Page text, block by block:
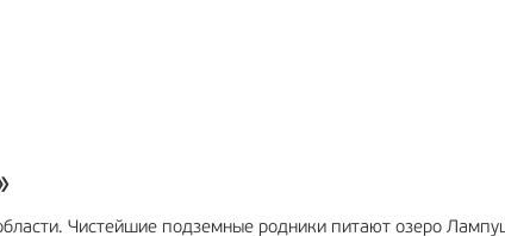
Чистейшие подземные родники питают озеро